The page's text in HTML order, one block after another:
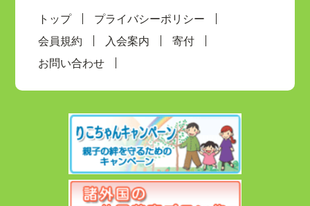
トップ
プライバシーポリシー
会員規約
入会案内
寄付
お問い合わせ